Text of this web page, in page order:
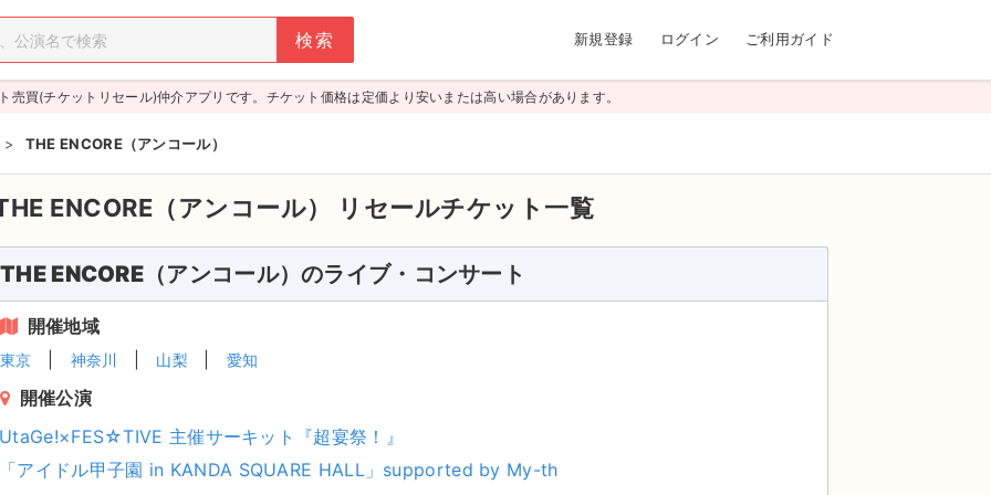
新規登録 ログイン ご利用ガイド
売買(チケットリセール)仲介アプリです。チケット価格は定価より安いまたは高い場合があります。
> THE ENCORE（アンコール）
ENCORE（アンコール） リセールチケット一覧
THE ENCORE（アンコール）のライブ・コンサート
開催地域
東京 神奈川 山梨 愛知
開催公演
UtaGe!×FES☆TIVE 主催サーキット『超宴祭！』
「アイドル甲子園 in KANDA SQUARE HALL」supported by My-th